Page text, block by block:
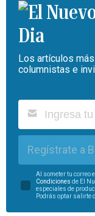
Los artículos
columnistas e
Regístrate a
Al someter tu correo
Condiciones de El
especiales de
Podrás optar salirte